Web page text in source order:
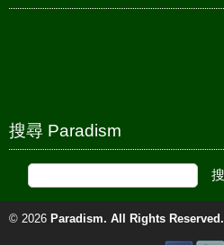
搜尋 Paradism
© 2026 Paradism. All Rights Reserved.